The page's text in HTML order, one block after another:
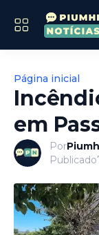
Página inicial
em
Por
Publicado